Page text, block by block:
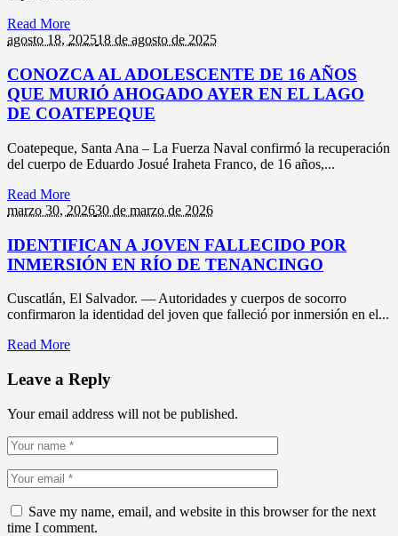
Read More
agosto 18, 202518 de agosto de 2025
CONOZCA AL ADOLESCENTE DE 16 AÑOS
QUE MURIÓ AHOGADO AYER EN EL LAGO
DE COATEPEQUE
Coatepeque, Santa Ana – La Fuerza Naval confirmó la recuperación
del cuerpo de Eduardo Josué Iraheta Franco, de 16 años,...
Read More
marzo 30, 202630 de marzo de 2026
IDENTIFICAN A JOVEN FALLECIDO POR
INMERSIÓN EN RÍO DE TENANCINGO
Cuscatlán, El Salvador. — Autoridades y cuerpos de socorro
confirmaron la identidad del joven que falleció por inmersión en el...
Read More
Leave a Reply
Your email address will not be published.
Save my name, email, and website in this browser for the next
time I comment.